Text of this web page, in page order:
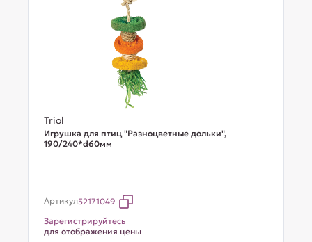
Triol
Игрушка для птиц "Разноцветные дольки",
190/240*d60мм
Артикул52171049
Зарегистрируйтесь
для отображения цены